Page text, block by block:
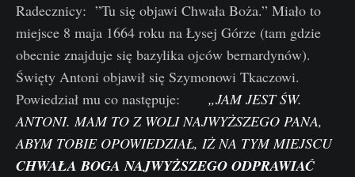
Radecznicy: ”Tu się objawi Chwała Boża.” Miało to
miejsce 8 maja 1664 roku na Łysej Górze (tam gdzie
obecnie znajduje się bazylika ojców bernardynów).
Święty Antoni objawił się Szymonowi Tkaczowi.
Powiedział mu co następuje:
„JAM JEST ŚW.
ANTONI. MAM TO Z WOLI NAJWYŻSZEGO PANA,
ABYM TOBIE OPOWIEDZIAŁ, IŻ NA TYM MIEJSCU
CHWAŁA BOGA NAJWYŻSZEGO ODPRAWIAĆ